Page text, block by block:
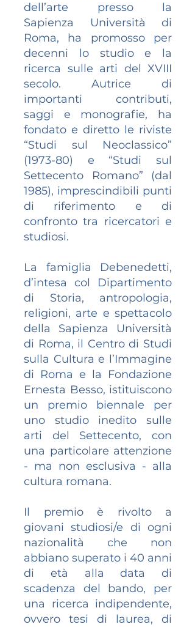
dell’arte presso la
Sapienza Università di
Roma, ha promosso per
decenni lo studio e la
ricerca sulle arti del XVIII
secolo. Autrice di
importanti contributi,
saggi e monografie, ha
fondato e diretto le riviste
“Studi sul Neoclassico”
(1973-80) e “Studi sul
Settecento Romano” (dal
1985), imprescindibili punti
di riferimento e di
confronto tra ricercatori e
studiosi.
La famiglia Debenedetti,
d’intesa col Dipartimento
di Storia, antropologia,
religioni, arte e spettacolo
della Sapienza Università
di Roma, il Centro di Studi
sulla Cultura e l’Immagine
di Roma e la Fondazione
Ernesta Besso, istituiscono
un premio biennale per
uno studio inedito sulle
arti del Settecento, con
una particolare attenzione
- ma non esclusiva - alla
cultura romana.
Il premio è rivolto a
giovani studiosi/e di ogni
nazionalità che non
abbiano superato i 40 anni
di età alla data di
scadenza del bando, per
una ricerca indipendente,
ovvero tesi di laurea, di